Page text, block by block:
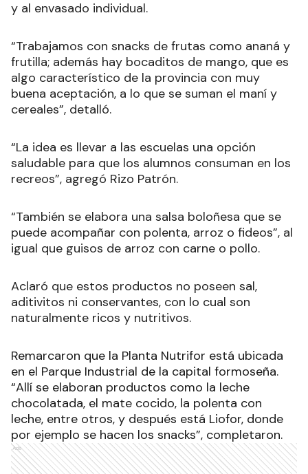
y al envasado individual.
“Trabajamos con snacks de frutas como ananá y
frutilla; además hay bocaditos de mango, que es
algo característico de la provincia con muy
buena aceptación, a lo que se suman el maní y
cereales”, detalló.
“La idea es llevar a las escuelas una opción
saludable para que los alumnos consuman en los
recreos”, agregó Rizo Patrón.
“También se elabora una salsa boloñesa que se
puede acompañar con polenta, arroz o fideos”, al
igual que guisos de arroz con carne o pollo.
Aclaró que estos productos no poseen sal,
aditivitos ni conservantes, con lo cual son
naturalmente ricos y nutritivos.
Remarcaron que la Planta Nutrifor está ubicada
en el Parque Industrial de la capital formoseña.
“Allí se elaboran productos como la leche
chocolatada, el mate cocido, la polenta con
leche, entre otros, y después está Liofor, donde
por ejemplo se hacen los snacks”, completaron.
Ads